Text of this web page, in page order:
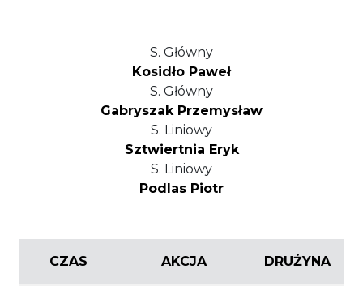
S. Główny
Kosidło Paweł
S. Główny
Gabryszak Przemysław
S. Liniowy
Sztwiertnia Eryk
S. Liniowy
Podlas Piotr
CZAS AKCJA DRUŻYNA